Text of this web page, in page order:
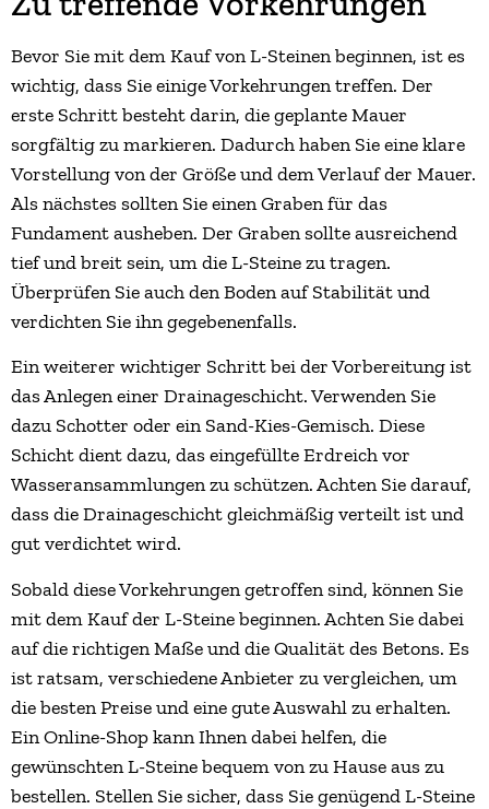
Bevor Sie mit dem Kauf von L-Steinen beginnen, ist es
wichtig, dass Sie einige Vorkehrungen treffen. Der
erste Schritt besteht darin, die geplante Mauer
sorgfältig zu markieren. Dadurch haben Sie eine klare
Vorstellung von der Größe und dem Verlauf der Mauer.
Als nächstes sollten Sie einen Graben für das
Fundament ausheben. Der Graben sollte ausreichend
tief und breit sein, um die L-Steine zu tragen.
Überprüfen Sie auch den Boden auf Stabilität und
verdichten Sie ihn gegebenenfalls.
Ein weiterer wichtiger Schritt bei der Vorbereitung ist
das Anlegen einer Drainageschicht. Verwenden Sie
dazu Schotter oder ein Sand-Kies-Gemisch. Diese
Schicht dient dazu, das eingefüllte Erdreich vor
Wasseransammlungen zu schützen. Achten Sie darauf,
dass die Drainageschicht gleichmäßig verteilt ist und
gut verdichtet wird.
Sobald diese Vorkehrungen getroffen sind, können Sie
mit dem Kauf der L-Steine beginnen. Achten Sie dabei
auf die richtigen Maße und die Qualität des Betons. Es
ist ratsam, verschiedene Anbieter zu vergleichen, um
die besten Preise und eine gute Auswahl zu erhalten.
Ein Online-Shop kann Ihnen dabei helfen, die
gewünschten L-Steine bequem von zu Hause aus zu
bestellen. Stellen Sie sicher, dass Sie genügend L-Steine